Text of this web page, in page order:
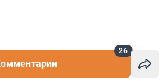
26